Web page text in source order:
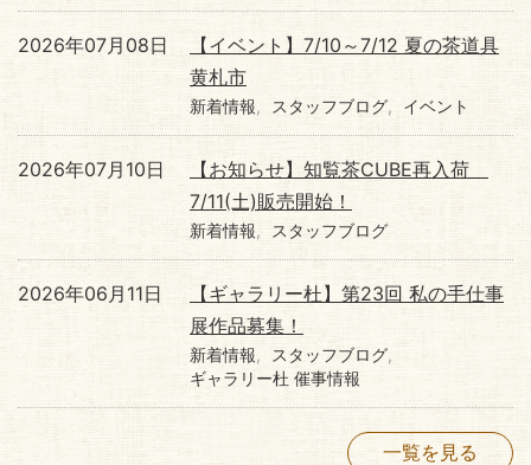
【イベント】7/10～7/12 夏の茶道具
黄札市
2026年07月08日
新着情報 スタッフブログ イベント
【お知らせ】知覧茶CUBE再入荷
7/11(土)販売開始！
2026年07月10日
新着情報 スタッフブログ
【ギャラリー杜】第23回 私の手仕事
展作品募集！
2026年06月11日
新着情報
スタッフブログ
ギャラリー杜 催事情報
一覧を見る